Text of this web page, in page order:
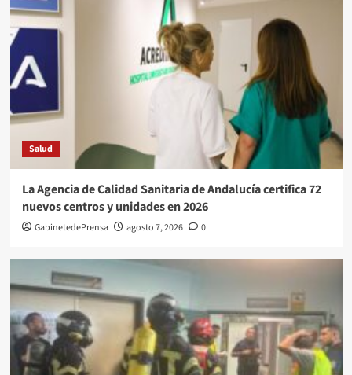
Salud
La Agencia de Calidad Sanitaria de Andalucía certifica 72
nuevos centros y unidades en 2026
GabinetedePrensa agosto 7, 2026 0